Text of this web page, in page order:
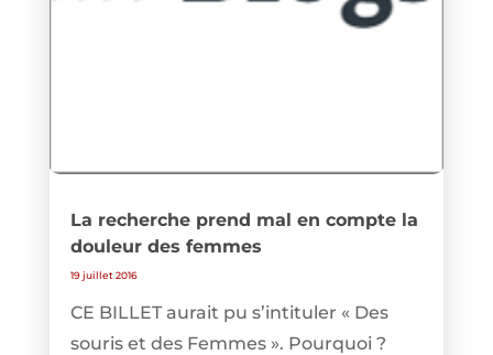
La recherche prend mal en compte la
douleur des femmes
19 juillet 2016
CE BILLET aurait pu s’intituler « Des
souris et des Femmes ». Pourquoi ?